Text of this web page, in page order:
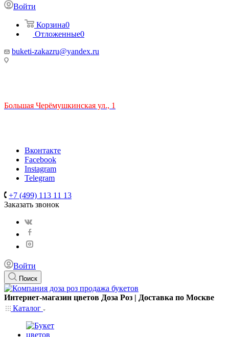
Войти
Корзина0
Отложенные0
buketi-zakazru@yandex.ru
Большая Черёмушкинская ул., 1
Вконтакте
Facebook
Instagram
Telegram
+7 (499) 113 11 13
Заказать звонок
Войти
Поиск
Интернет-магазин цветов Доза Роз | Доставка по Москве
Каталог